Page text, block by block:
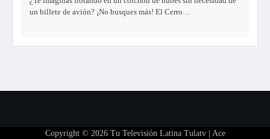
un billete de avión? ¡No busques más! El Cerro…
Copyright © 2026 Tu Televisión Latina Tulatv| Ace